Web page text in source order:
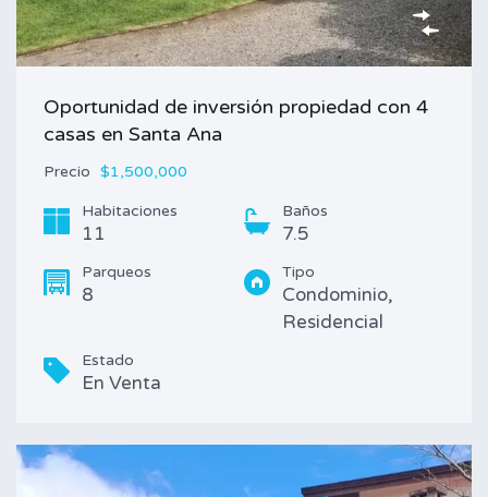
Oportunidad de inversión propiedad con 4
casas en Santa Ana
Precio $1,500,000
Habitaciones
11
Baños
7.5
Parqueos
8
Tipo
Condominio,
Residencial
Estado
En Venta